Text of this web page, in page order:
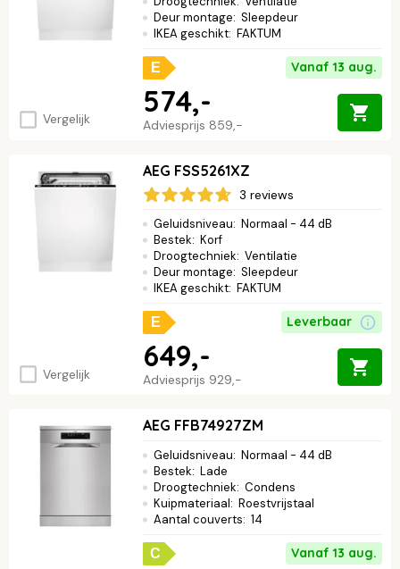
Vergelijk
Deur montage: Sleepdeur
IKEA geschikt: FAKTUM
E Vanaf 13 aug.
Adviesprijs 859,-
574,-
Vergelijk
AEG FSS5261XZ
3 reviews
Geluidsniveau: Normaal - 44 dB
Bestek: Korf
Droogtechniek: Ventilatie
Deur montage: Sleepdeur
IKEA geschikt: FAKTUM
E Leverbaar
Adviesprijs 929,-
649,-
AEG FFB74927ZM
Geluidsniveau: Normaal - 44 dB
Bestek: Lade
Droogtechniek: Condens
Kuipmateriaal: Roestvrijstaal
Aantal couverts: 14
C Vanaf 13 aug.